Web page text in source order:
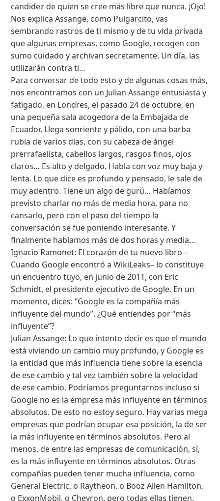
candidez de quien se cree más libre que nunca. ¡Ojo!
Nos explica Assange, como Pulgarcito, vas
sembrando rastros de ti mismo y de tu vida privada
que algunas empresas, como Google, recogen con
sumo cuidado y archivan secretamente. Un día, las
utilizarán contra ti…
Para conversar de todo esto y de algunas cosas más,
nos encontramos con un Julian Assange entusiasta y
fatigado, en Londres, el pasado 24 de octubre, en
una pequeña sala acogedora de la Embajada de
Ecuador. Llega sonriente y pálido, con una barba
rubia de varios días, con su cabeza de ángel
prerrafaelista, cabellos largos, rasgos finos, ojos
claros… Es alto y delgado. Habla con voz muy baja y
lenta. Lo que dice es profundo y pensado, le sale de
muy adentro. Tiene un algo de gurú… Habíamos
previsto charlar no más de media hora, para no
cansarlo, pero con el paso del tiempo la
conversación se fue poniendo interesante. Y
finalmente hablamos más de dos horas y media…
Ignacio Ramonet: El corazón de tu nuevo libro –
Cuando Google encontró a WikiLeaks– lo constituye
un encuentro tuyo, en junio de 2011, con Eric
Schmidt, el presidente ejecutivo de Google. En un
momento, dices: “Google es la compañía más
influyente del mundo”. ¿Qué entiendes por “más
influyente”?
Julian Assange: Lo que intento decir es que el mundo
está viviendo un cambio muy profundo, y Google es
la entidad que más influencia tiene sobre la esencia
de ese cambio y tal vez también sobre la velocidad
de ese cambio. Podríamos preguntarnos incluso si
Google no es la empresa más influyente en términos
absolutos. De esto no estoy seguro. Hay varias mega
empresas que podrían ocupar esa posición, la de ser
la más influyente en términos absolutos. Pero al
menos, de entre las empresas de comunicación, sí,
es la más influyente en términos absolutos. Otras
compañías pueden tener mucha influencia, como
General Electric, o Raytheon, o Booz Allen Hamilton,
o ExxonMobil, o Chevron, pero todas ellas tienen,